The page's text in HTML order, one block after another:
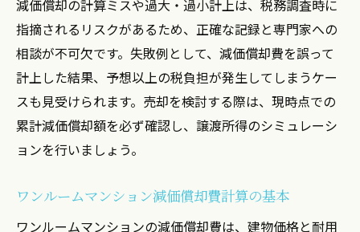
減価償却の計算ミスや過大・過小計上は、税務調査時に
指摘されるリスクがあるため、正確な記録と専門家への
相談が不可欠です。失敗例として、減価償却費を誤って
計上した結果、予想以上の税負担が発生してしまうケー
スも見受けられます。売却を検討する際は、現時点での
累計減価償却額を必ず確認し、譲渡所得のシミュレーシ
ョンを行いましょう。
ワンルームマンション減価償却費計算の基本
ワンルームマンションの減価償却費は、建物価格と耐用